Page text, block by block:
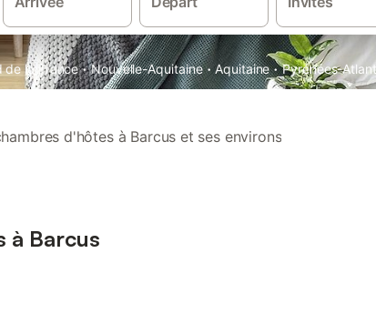
de la France · Nouvelle-Aquitaine · Aquitaine · Pyrénées-
d'hôtes à Barcus et ses environs
à Barcus